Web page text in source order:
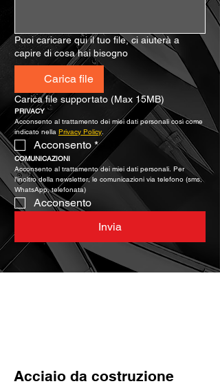
Puoi caricare qui il tuo file, ci aiuterà a
capire di cosa hai bisogno
Carica file
Carica file supportato (Max 15MB)
PRIVACY
Acconsento al trattamento dei miei dati personali così come
indicato nella Privacy Policy.
Acconsento *
COMUNICAZIONI
Acconsento al trattamento dei miei dati personali. Per
l’inoltro della newsletter, le comunicazioni via telefono (sms,
WhatsApp, telefonata)
Acconsento
Invia
Acciaio da costruzione